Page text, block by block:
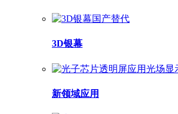
3D银幕
新领域应用